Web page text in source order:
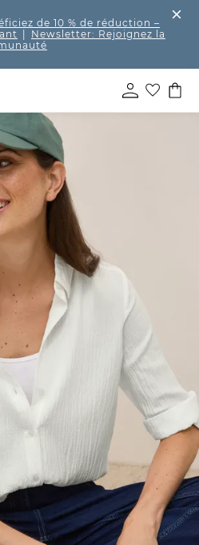
de 10 % de réduction –
Newsletter: Rejoignez la